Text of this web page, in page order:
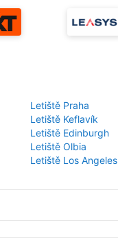
Letiště Praha
Letiště Keflavík
Letiště Edinburgh
Letiště Olbia
Letiště Los Angeles